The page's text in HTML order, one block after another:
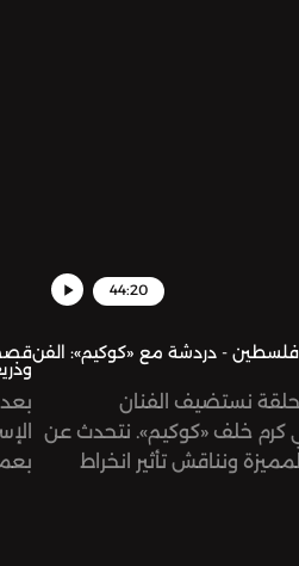
44:20
- دردشة مع «كوكيم»: الفن
نستضيف الفنان
كرم خلف «كوكيم». نتحدث عن
ونناقش تأثير انخراط
وذريعة